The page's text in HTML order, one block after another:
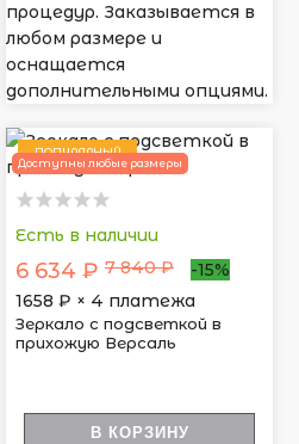
процедур. Заказывается в
любом размере и
оснащается
дополнительными опциями.
ПОПУЛЯРНЫЙ
Доступны любые размеры
Есть в наличии
6 634 ₽ 7 840 ₽
-15%
1658 ₽ × 4 платежа
Зеркало с подсветкой в
прихожую Версаль
В КОРЗИНУ